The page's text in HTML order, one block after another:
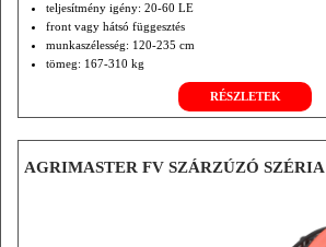
teljesítmény igény: 20-60 LE
front vagy hátsó függesztés
munkaszélesség: 120-235 cm
tömeg: 167-310 kg
RÉSZLETEK
AGRIMASTER FV SZÁRZÚZÓ SZÉRIA